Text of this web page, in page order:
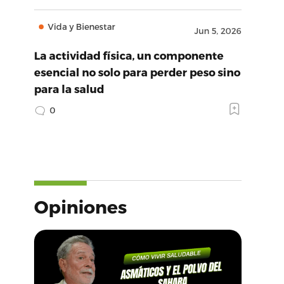
Vida y Bienestar Jun 5, 2026
La actividad física, un componente
esencial no solo para perder peso sino
para la salud
0
Opiniones